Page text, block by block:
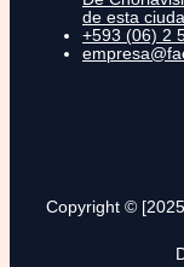
de esta
+593 (06) 2
Copyright ©